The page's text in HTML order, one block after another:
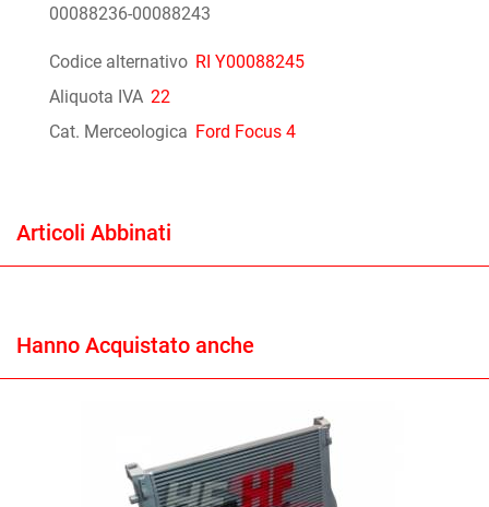
00088236-00088243
Codice alternativo RI Y00088245
Aliquota IVA 22
Cat. Merceologica Ford Focus 4
Articoli Abbinati
Hanno Acquistato anche